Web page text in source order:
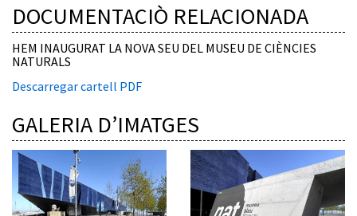
DOCUMENTACIÒ RELACIONADA
HEM INAUGURAT LA NOVA SEU DEL MUSEU DE CIÈNCIES
NATURALS
Descarregar cartell PDF
GALERIA D’IMATGES